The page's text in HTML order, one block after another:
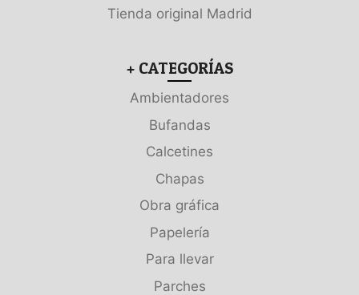
Tienda original Madrid
+ CATEGORÍAS
Ambientadores
Bufandas
Calcetines
Chapas
Obra gráfica
Papelería
Para llevar
Parches